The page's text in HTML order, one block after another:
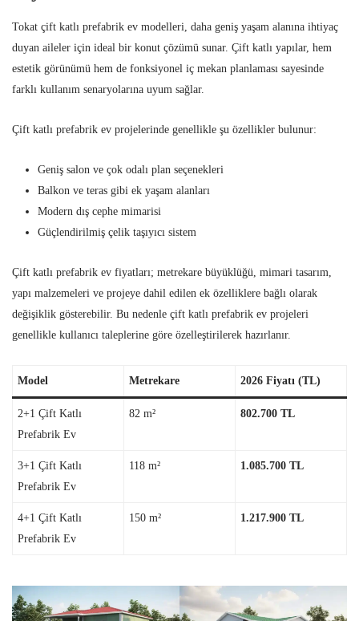
Tokat çift katlı prefabrik ev modelleri, daha geniş yaşam alanına ihtiyaç
duyan aileler için ideal bir konut çözümü sunar. Çift katlı yapılar, hem
estetik görünümü hem de fonksiyonel iç mekan planlaması sayesinde
farklı kullanım senaryolarına uyum sağlar.
Çift katlı prefabrik ev projelerinde genellikle şu özellikler bulunur:
Geniş salon ve çok odalı plan seçenekleri
Balkon ve teras gibi ek yaşam alanları
Modern dış cephe mimarisi
Güçlendirilmiş çelik taşıyıcı sistem
Çift katlı prefabrik ev fiyatları; metrekare büyüklüğü, mimari tasarım,
yapı malzemeleri ve projeye dahil edilen ek özelliklere bağlı olarak
değişiklik gösterebilir. Bu nedenle çift katlı prefabrik ev projeleri
genellikle kullanıcı taleplerine göre özelleştirilerek hazırlanır.
Model Metrekare 2026 Fiyatı (TL)
2+1 Çift Katlı
Prefabrik Ev
82 m² 802.700 TL
3+1 Çift Katlı
Prefabrik Ev
118 m² 1.085.700 TL
4+1 Çift Katlı
Prefabrik Ev
150 m² 1.217.900 TL